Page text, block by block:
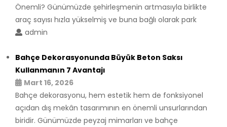
Önemli? Günümüzde şehirleşmenin artmasıyla birlikte
araç sayısı hızla yükselmiş ve buna bağlı olarak park
admin
Bahçe Dekorasyonunda Büyük Beton Saksı
Kullanmanın 7 Avantajı
Mart 16, 2026
Bahçe dekorasyonu, hem estetik hem de fonksiyonel
açıdan dış mekân tasarımının en önemli unsurlarından
biridir. Günümüzde peyzaj mimarları ve bahçe